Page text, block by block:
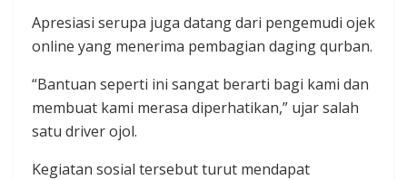
Apresiasi serupa juga datang dari pengemudi ojek
online yang menerima pembagian daging qurban.
“Bantuan seperti ini sangat berarti bagi kami dan
membuat kami merasa diperhatikan,” ujar salah
satu driver ojol.
Kegiatan sosial tersebut turut mendapat